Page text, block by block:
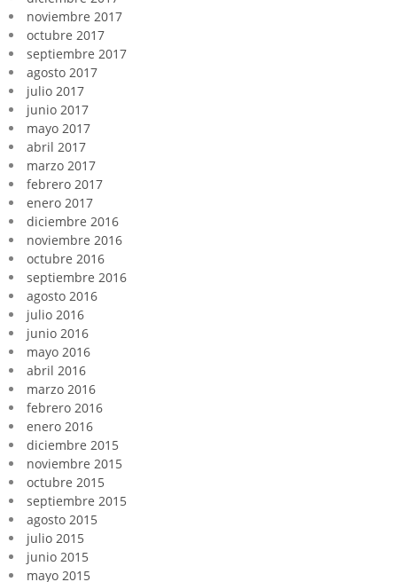
noviembre 2017
octubre 2017
septiembre 2017
agosto 2017
julio 2017
junio 2017
mayo 2017
abril 2017
marzo 2017
febrero 2017
enero 2017
diciembre 2016
noviembre 2016
octubre 2016
septiembre 2016
agosto 2016
julio 2016
junio 2016
mayo 2016
abril 2016
marzo 2016
febrero 2016
enero 2016
diciembre 2015
noviembre 2015
octubre 2015
septiembre 2015
agosto 2015
julio 2015
junio 2015
mayo 2015